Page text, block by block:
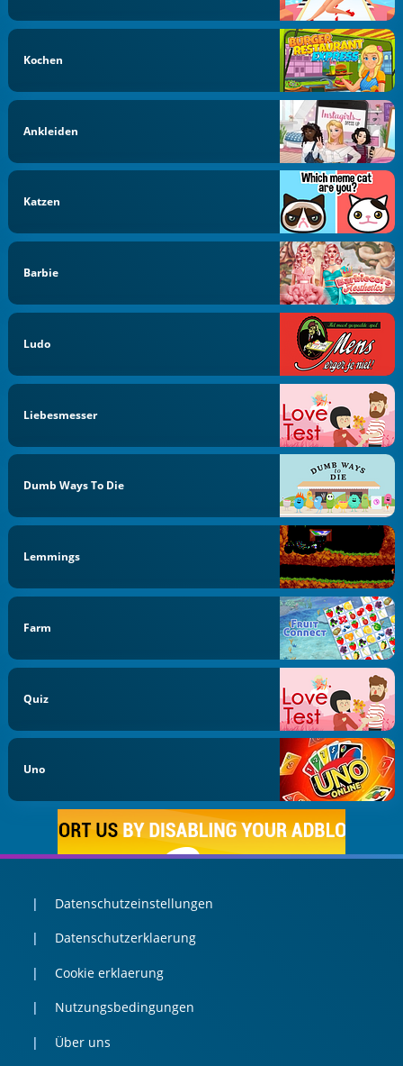
Kochen
Ankleiden
Katzen
Barbie
Ludo
Liebesmesser
Dumb Ways To Die
Lemmings
Farm
Quiz
Uno
Datenschutzeinstellungen
Datenschutzerklaerung
Cookie erklaerung
Nutzungsbedingungen
Über uns